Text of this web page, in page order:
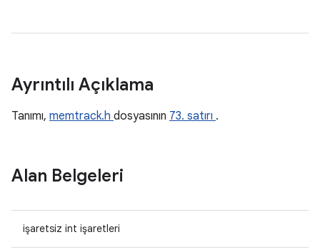
Ayrıntılı Açıklama
Tanımı, memtrack.h dosyasının 73. satırı .
Alan Belgeleri
işaretsiz int işaretleri